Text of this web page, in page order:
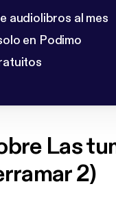
audiolibros al mes
en Podimo
Las
2)